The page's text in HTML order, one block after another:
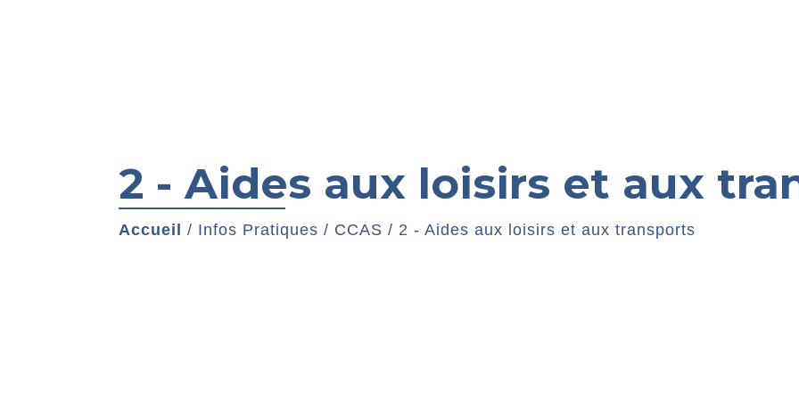
2 - Aides aux loisirs et aux
Accueil / Infos Pratiques / CCAS / 2 - Aides aux loisirs et aux transports